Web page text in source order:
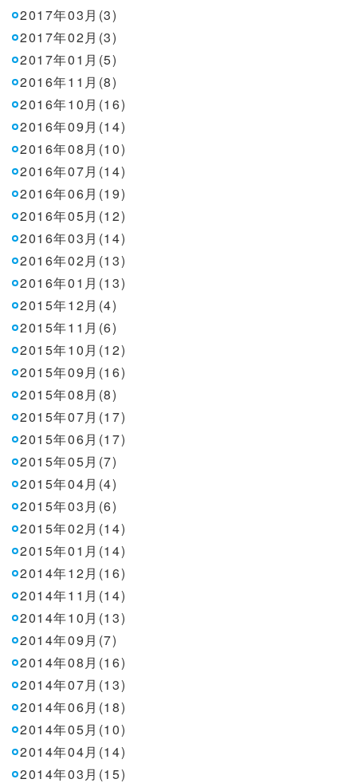
2017年03月(3)
2017年02月(3)
2017年01月(5)
2016年11月(8)
2016年10月(16)
2016年09月(14)
2016年08月(10)
2016年07月(14)
2016年06月(19)
2016年05月(12)
2016年03月(14)
2016年02月(13)
2016年01月(13)
2015年12月(4)
2015年11月(6)
2015年10月(12)
2015年09月(16)
2015年08月(8)
2015年07月(17)
2015年06月(17)
2015年05月(7)
2015年04月(4)
2015年03月(6)
2015年02月(14)
2015年01月(14)
2014年12月(16)
2014年11月(14)
2014年10月(13)
2014年09月(7)
2014年08月(16)
2014年07月(13)
2014年06月(18)
2014年05月(10)
2014年04月(14)
2014年03月(15)